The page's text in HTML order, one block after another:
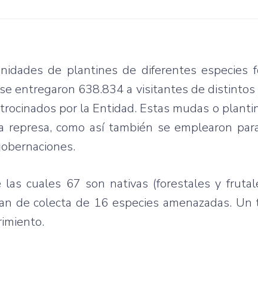
de plantines de diferentes especies
entregaron 638.834 a visitantes de
por la Entidad. Estas mudas o
como así también se emplearon
cuales 67 son nativas (forestales y
de colecta de 16 especies amenazadas.